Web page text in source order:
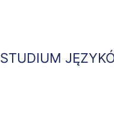
STUDIUM